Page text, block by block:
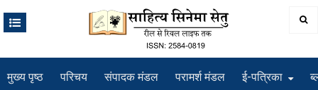
मुख्य पृष्ठ परिचय संपादक मंडल परामर्श मंडल ई-पत्रिका